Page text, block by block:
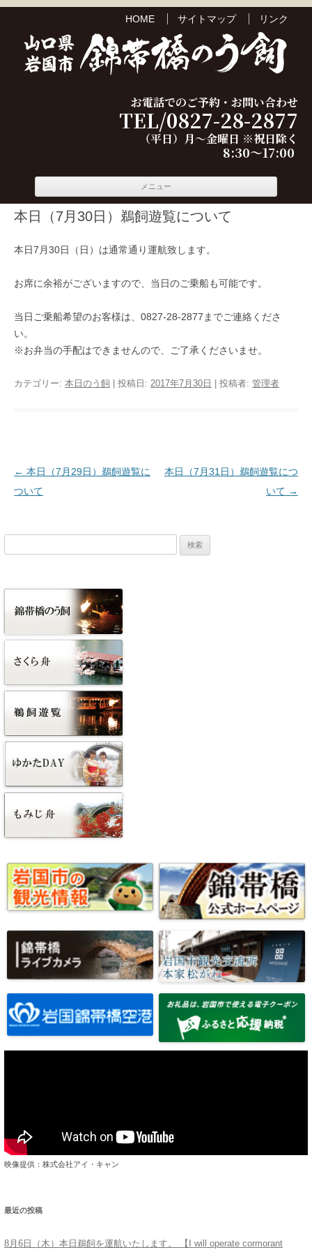
HOME サイトマップ リンク
お電話でのご予約・お問い合わせ
TEL/0827-28-2877
（平日）月～金曜日 ※祝日除く
8:30～17:00
メニュー
本日（7月30日）鵜飼遊覧について
本日7月30日（日）は通常通り運航致します。
お席に余裕がございますので、当日のご乗船も可能です。
当日ご乗船希望のお客様は、0827-28-2877までご連絡くださ
い。
※お弁当の手配はできませんので、ご了承くださいませ。
カテゴリー: 本日のう飼 | 投稿日: 2017年7月30日 投稿者: 管理者
投稿ナビゲーション
← 本日（7月29日）鵜飼遊覧に
ついて
本日（7月31日）鵜飼遊覧につ
いて →
映像提供：株式会社アイ・キャン
最近の投稿
8月6日（木）本日鵜飼を運航いたします。 【I will operate cormorant